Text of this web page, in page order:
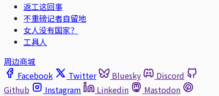
返工这回事
不重磅记者自留地
女人没有国家？
工具人
周边商城
Facebook
Twitter Bluesky
Discord
Github
Instagram Linkedin
Mastodon